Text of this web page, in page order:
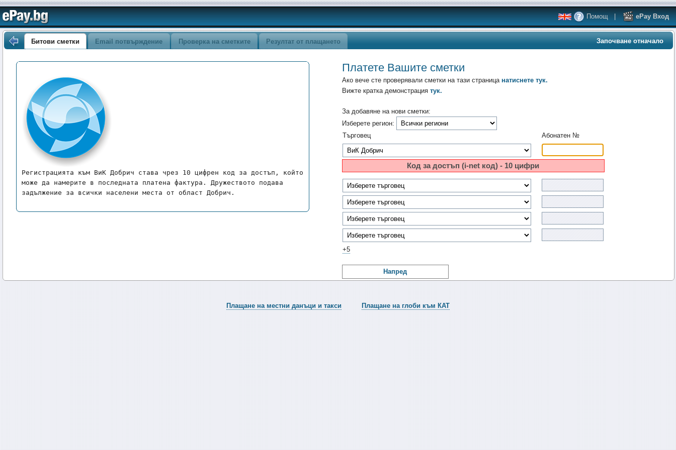
Помощ | ePay Вход
Битови сметки Email потвърждение Проверка на сметките Резултат от плащането Започване отначало
Платете Вашите сметки
Ако вече сте проверявали сметки на тази страница натиснете тук.
Вижте кратка демонстрация тук.
За добавяне на нови сметки:
Изберете регион:
Търговец
Абонатен №
Код за достъп (i-net код) - 10 цифри
+5
Напред
Регистрацията към ВиК Добрич става чрез 10 цифрен код за достъп, който
може да намерите в последната платена фактура. Дружеството подава
задължение за всички населени места от област Добрич.
Плащане на местни данъци и такси Плащане на глоби към КАТ